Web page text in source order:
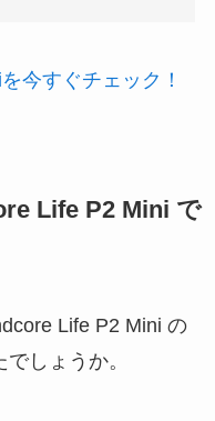
今すぐチェック！
Life P2 Mini で
Life P2 Mini の
しょうか。